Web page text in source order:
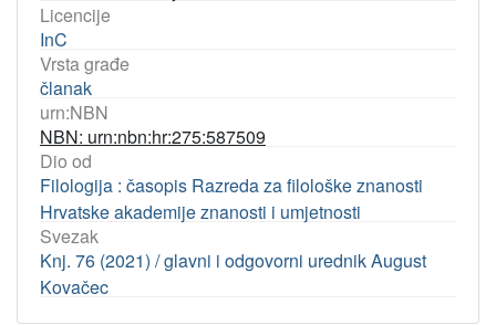
Licencije
InC
Vrsta građe
članak
urn:NBN
NBN: urn:nbn:hr:275:587509
Dio od
Filologija : časopis Razreda za filološke znanosti
Hrvatske akademije znanosti i umjetnosti
Svezak
Knj. 76 (2021) / glavni i odgovorni urednik August
Kovačec